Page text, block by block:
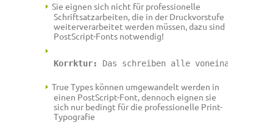
Sie eignen sich nicht für professionelle
Schriftsatzarbeiten, die in der Druckvorstufe
weiterverarbeitet werden müssen, dazu sind
PostScript-Fonts notwendig!
Korrktur: Das schreiben alle voneinander
True Types können umgewandelt werden in
einen PostScript-Font, dennoch eignen sie
sich nur bedingt für die professionelle Print-
Typografie